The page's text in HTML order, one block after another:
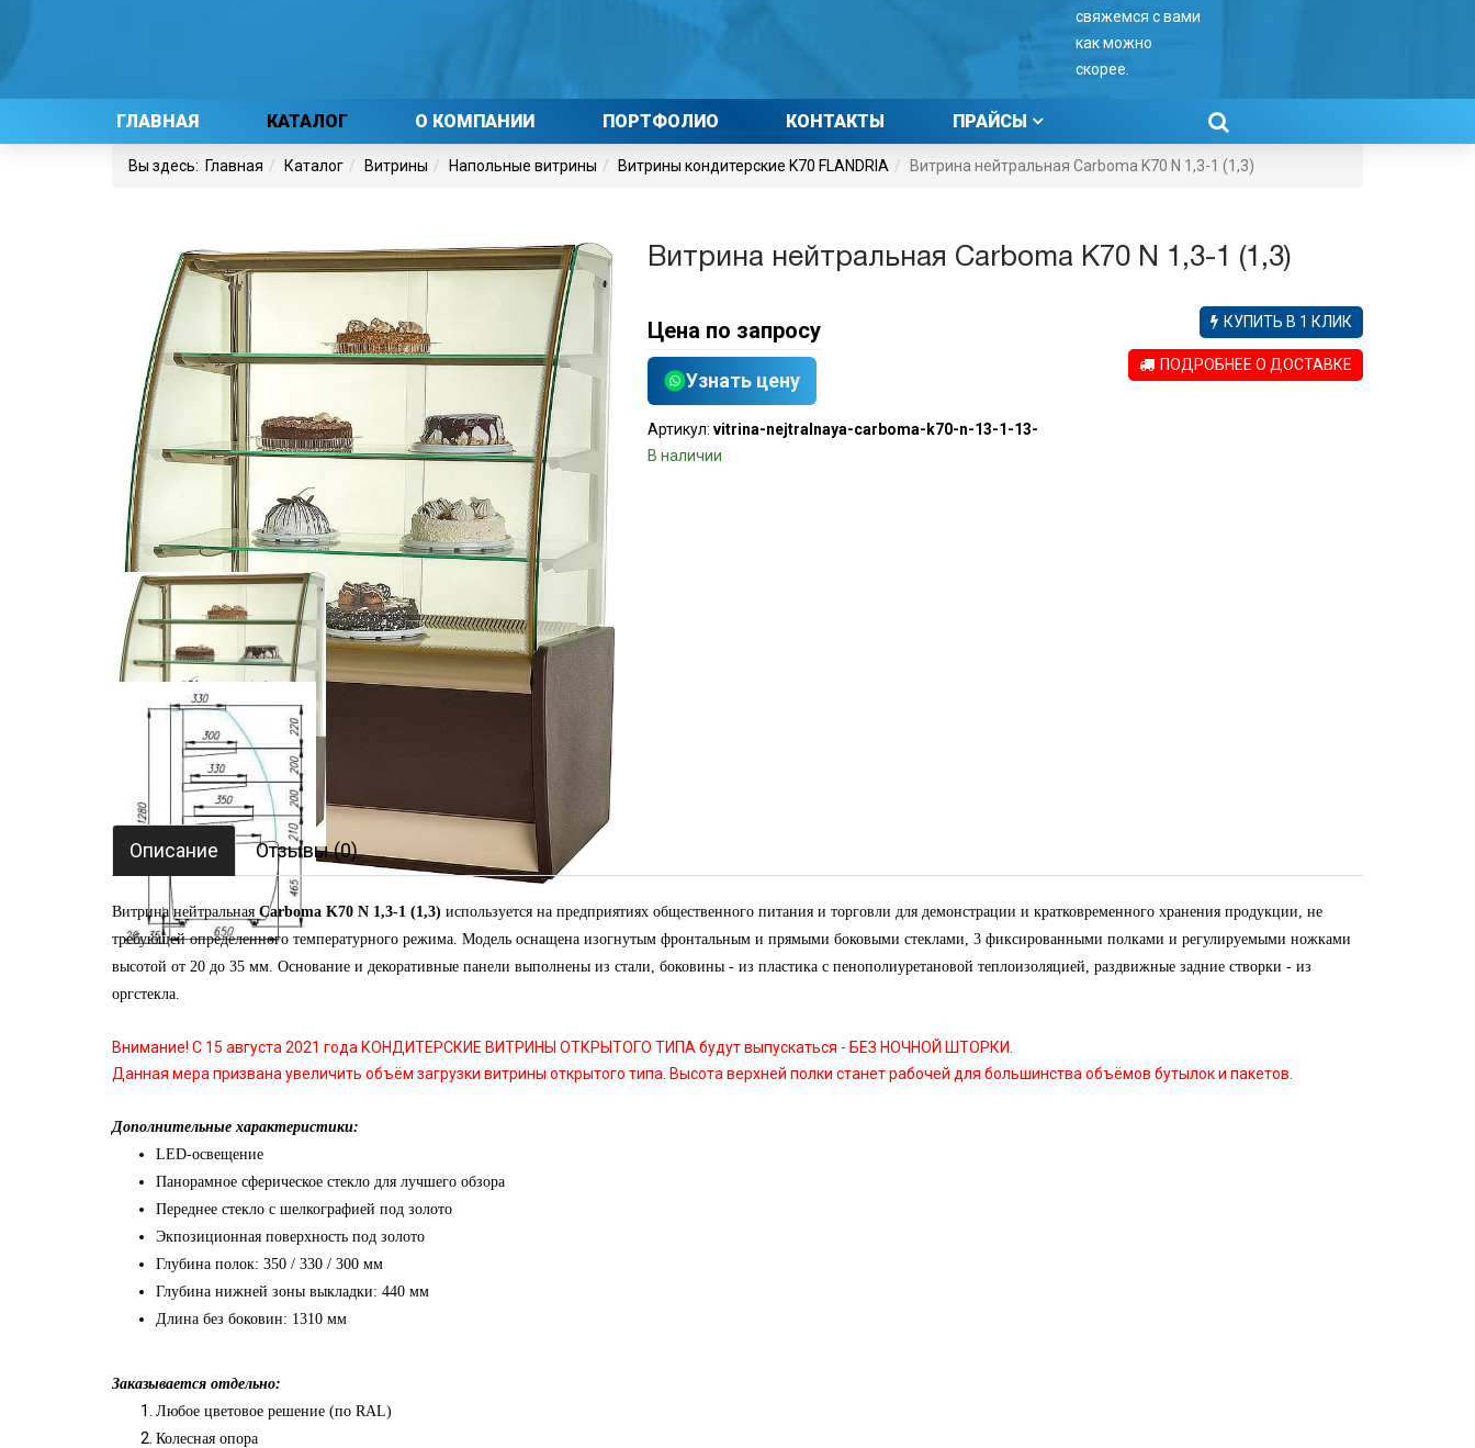
свяжемся с вами
как можно
скорее.
ГЛАВНАЯ КАТАЛОГ О КОМПАНИИ ПОРТФОЛИО КОНТАКТЫ ПРАЙСЫ
Вы здесь: Главная Каталог Витрины Напольные витрины Витрины кондитерские K70 FLANDRIA Витрина нейтральная Carboma K70 N 1,3-1 (1,3)
Витрина нейтральная Carboma K70 N 1,3-1 (1,3)
Цена по запросу
Узнать цену
Артикул: vitrina-nejtralnaya-carboma-k70-n-13-1-13-
В наличии
КУПИТЬ В 1 КЛИК
ПОДРОБНЕЕ О ДОСТАВКЕ
Описание Отзывы (0)
Витрина нейтральная Carboma K70 N 1,3-1 (1,3) используется на предприятиях общественного питания и торговли для демонстрации и кратковременного хранения продукции, не
требующей определенного температурного режима. Модель оснащена изогнутым фронтальным и прямыми боковыми стеклами, 3 фиксированными полками и регулируемыми ножками
высотой от 20 до 35 мм. Основание и декоративные панели выполнены из стали, боковины - из пластика с пенополиуретановой теплоизоляцией, раздвижные задние створки - из
оргстекла.
Внимание! С 15 августа 2021 года КОНДИТЕРСКИЕ ВИТРИНЫ ОТКРЫТОГО ТИПА будут выпускаться - БЕЗ НОЧНОЙ ШТОРКИ.
Данная мера призвана увеличить объём загрузки витрины открытого типа. Высота верхней полки станет рабочей для большинства объёмов бутылок и пакетов.
Дополнительные характеристики:
LED-освещение
Панорамное сферическое стекло для лучшего обзора
Переднее стекло с шелкографией под золото
Экпозиционная поверхность под золото
Глубина полок: 350 / 330 / 300 мм
Глубина нижней зоны выкладки: 440 мм
Длина без боковин: 1310 мм
Заказывается отдельно:
Любое цветовое решение (по RAL)
Колесная опора